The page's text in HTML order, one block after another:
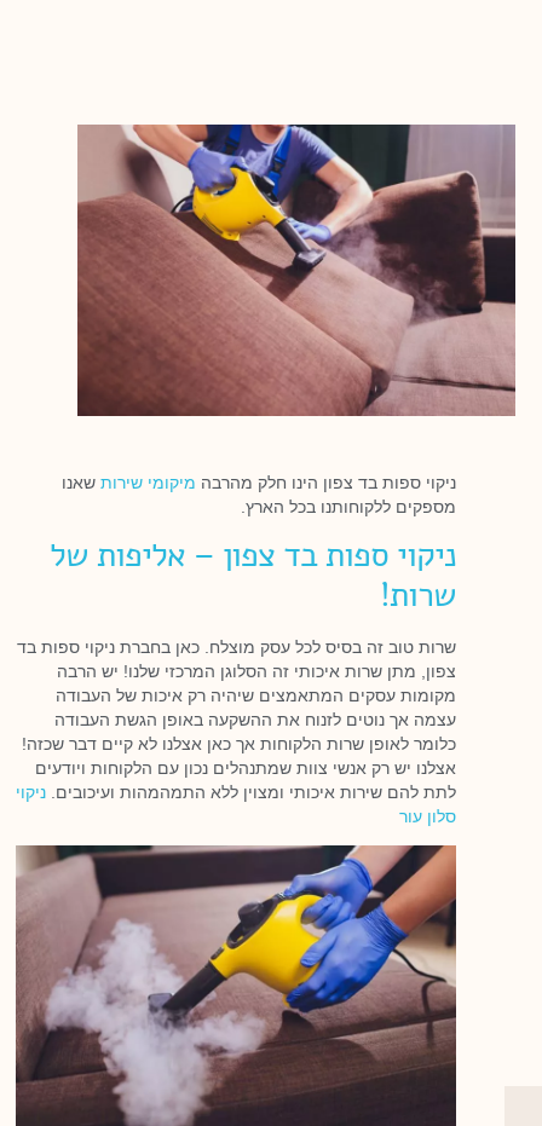
ניקוי ספות בד צפון הינו חלק מהרבה מיקומי שירותשאנו
מספקים ללקוחותנו בכל הארץ.
ניקוי ספות בד צפון – אליפות של
שרות!
שרות טוב זה בסיס לכל עסק מוצלח. כאן בחברת ניקוי ספות בד
צפון, מתן שרות איכותי זה הסלוגן המרכזי שלנו! יש הרבה
מקומות עסקים המתאמצים שיהיה רק איכות של העבודה
עצמה אך נוטים לזנוח את ההשקעה באופן הגשת העבודה
כלומר לאופן שרות הלקוחות אך כאן אצלנו לא קיים דבר שכזה!
אצלנו יש רק אנשי צוות שמתנהלים נכון עם הלקוחות ויודעים
לתת להם שירות איכותי ומצוין ללא התמהמהות ועיכובים. ניקוי
סלון עור